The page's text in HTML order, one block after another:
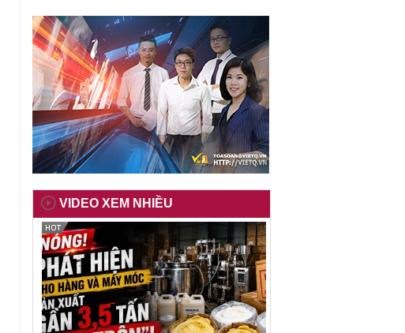
VIDEO XEM NHIỀU